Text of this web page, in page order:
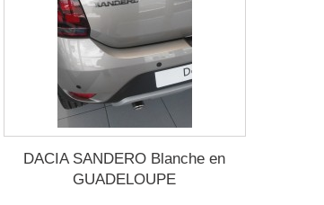
DACIA SANDERO Blanche en
GUADELOUPE